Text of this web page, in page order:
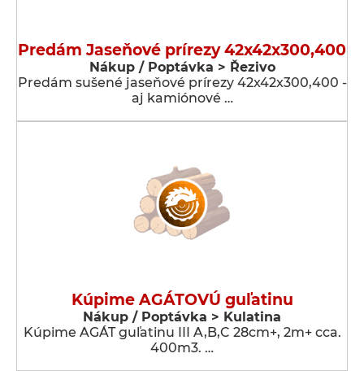
Predám Jaseňové prírezy 42x42x300,400
Nákup / Poptávka > Řezivo
Predám sušené jaseňové prírezy 42x42x300,400 -
aj kamiónové …
Kúpime AGÁTOVÚ guľatinu
Nákup / Poptávka > Kulatina
Kúpime AGÁT guľatinu III A,B,C 28cm+, 2m+ cca.
400m3. …